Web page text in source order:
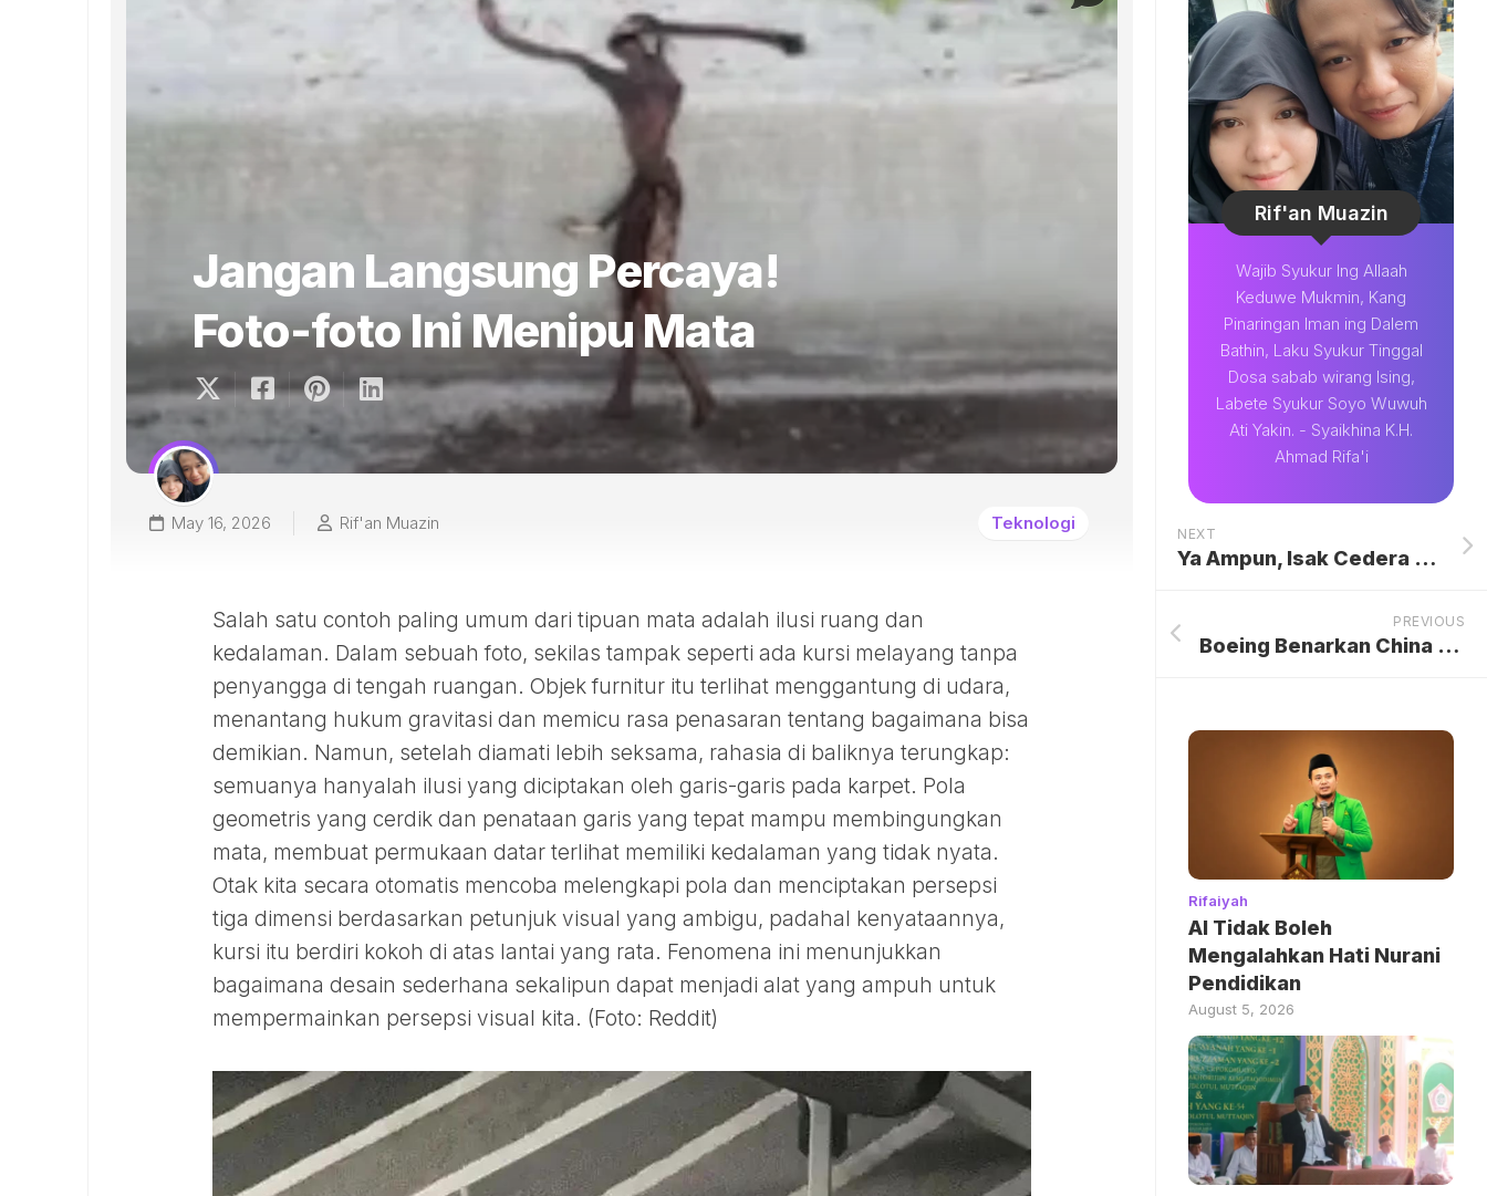
Jangan Langsung Percaya!
Foto-foto Ini Menipu Mata
May 16, 2026 Rif'an Muazin Teknologi
Salah satu contoh paling umum dari tipuan mata adalah ilusi ruang dan
kedalaman. Dalam sebuah foto, sekilas tampak seperti ada kursi melayang tanpa
penyangga di tengah ruangan. Objek furnitur itu terlihat menggantung di udara,
menantang hukum gravitasi dan memicu rasa penasaran tentang bagaimana bisa
demikian. Namun, setelah diamati lebih seksama, rahasia di baliknya terungkap:
semuanya hanyalah ilusi yang diciptakan oleh garis-garis pada karpet. Pola
geometris yang cerdik dan penataan garis yang tepat mampu membingungkan
mata, membuat permukaan datar terlihat memiliki kedalaman yang tidak nyata.
Otak kita secara otomatis mencoba melengkapi pola dan menciptakan persepsi
tiga dimensi berdasarkan petunjuk visual yang ambigu, padahal kenyataannya,
kursi itu berdiri kokoh di atas lantai yang rata. Fenomena ini menunjukkan
bagaimana desain sederhana sekalipun dapat menjadi alat yang ampuh untuk
mempermainkan persepsi visual kita. (Foto: Reddit)
Rif'an Muazin
Wajib Syukur Ing Allaah
Keduwe Mukmin, Kang
Pinaringan Iman ing Dalem
Bathin, Laku Syukur Tinggal
Dosa sabab wirang Ising,
Labete Syukur Soyo Wuwuh
Ati Yakin. - Syaikhina K.H.
Ahmad Rifa'i
NEXT
Ya Ampun, Isak Cedera Lagi!
PREVIOUS
Boeing Benarkan China Akan Beli 200 Pesawat
Rifaiyah
AI Tidak Boleh
Mengalahkan Hati Nurani
Pendidikan
August 5, 2026